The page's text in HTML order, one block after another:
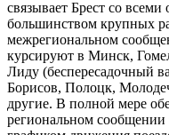
связывает Брест со
большинством крупных
межрегиональном
курсируют в Минск,
Лиду (беспересадочный
Борисов, Полоцк,
другие. В полной мере
региональном